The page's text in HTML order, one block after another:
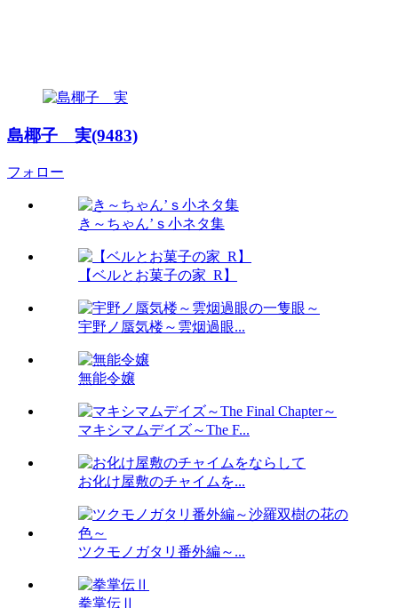
島椰子 実(9483)
フォロー
き～ちゃん’ｓ小ネタ集
【ベルとお菓子の家_R】
宇野ノ蜃気楼～雲烟過眼...
無能令嬢
マキシマムデイズ～The F...
お化け屋敷のチャイムを...
ツクモノガタリ番外編～...
拳掌伝Ⅱ